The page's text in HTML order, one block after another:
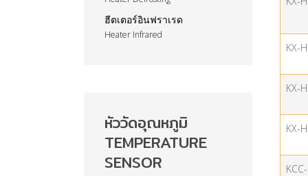
KX-H
KX-H
KX-H
ฮีตเตอร์อินฟราเรด
Heater Infrared
หัววัดอุณหภูมิ
TEMPERATURE
SENSOR